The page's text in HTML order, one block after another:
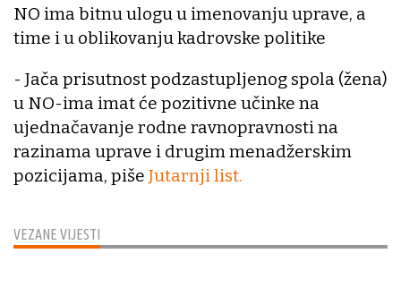
VEZANE VIJESTI
NO ima bitnu ulogu u imenovanju uprave, a
time i u oblikovanju kadrovske politike
- Jača prisutnost podzastupljenog spola (žena)
u NO-ima imat će pozitivne učinke na
ujednačavanje rodne ravnopravnosti na
razinama uprave i drugim menadžerskim
pozicijama, piše Jutarnji list.